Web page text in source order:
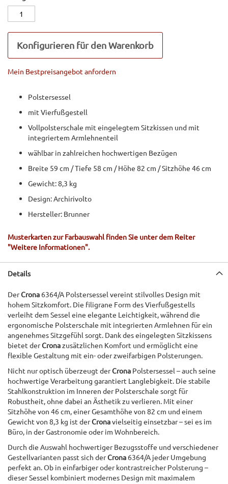
Konfigurieren für den Warenkorb
Mein Bestpreisangebot anfordern
Polstersessel
mit Vierfußgestell
Vollpolsterschale mit eingelegtem Sitzkissen und mit
integriertem Armlehnenteil
wählbar in zahlreichen hochwertigen Bezügen
Breite 59 cm / Tiefe 58 cm / Höhe 82 cm / Sitzhöhe 46 cm
Gewicht: 8,3 kg
Design: Archirivolto
Hersteller: Brunner
Musterkarten zur Farbauswahl finden Sie unter dem Reiter
"Weitere Informationen".
Details
DerCrona 6364/A Polstersessel vereint stilvolles Design mit
hohem Sitzkomfort. Die filigrane Form des Vierfußgestells
verleiht dem Sessel eine elegante Leichtigkeit, während die
ergonomische Polsterschale mit integrierten Armlehnen für ein
angenehmes Sitzgefühl sorgt. Dank des eingelegten Sitzkissens
bietet derCronazusätzlichen Komfort und ermöglicht eine
flexible Gestaltung mit ein- oder zweifarbigen Polsterungen.
Nicht nur optisch überzeugt derCrona Polstersessel – auch seine
hochwertige Verarbeitung garantiert Langlebigkeit. Die stabile
Stahlkonstruktion im Inneren der Polsterschale sorgt für
Robustheit, ohne dabei an Ästhetik zu verlieren. Mit einer
Sitzhöhe von 46 cm, einer Gesamthöhe von 82 cm und einem
Gewicht von 8,3 kg ist derCronavielseitig einsetzbar – sei es im
Büro, in der Gastronomie oder im Wohnbereich.
Durch die Auswahl hochwertiger Bezugsstoffe und verschiedener
Gestellvarianten passt sich derCrona 6364/A jeder Umgebung
perfekt an. Ob in einfarbiger oder kontrastreicher Polsterung –
dieser Sessel kombiniert modernes Design mit maximalem